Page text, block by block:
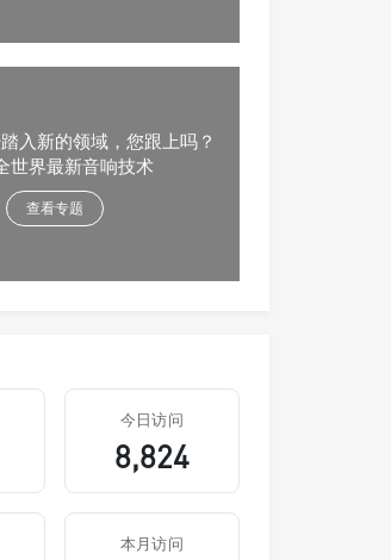
入新的领域，您跟上吗？
世界最新音响技术
查看专题
今日访问
8,824
本月访问